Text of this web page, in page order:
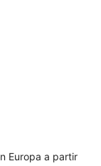
Europa a partir